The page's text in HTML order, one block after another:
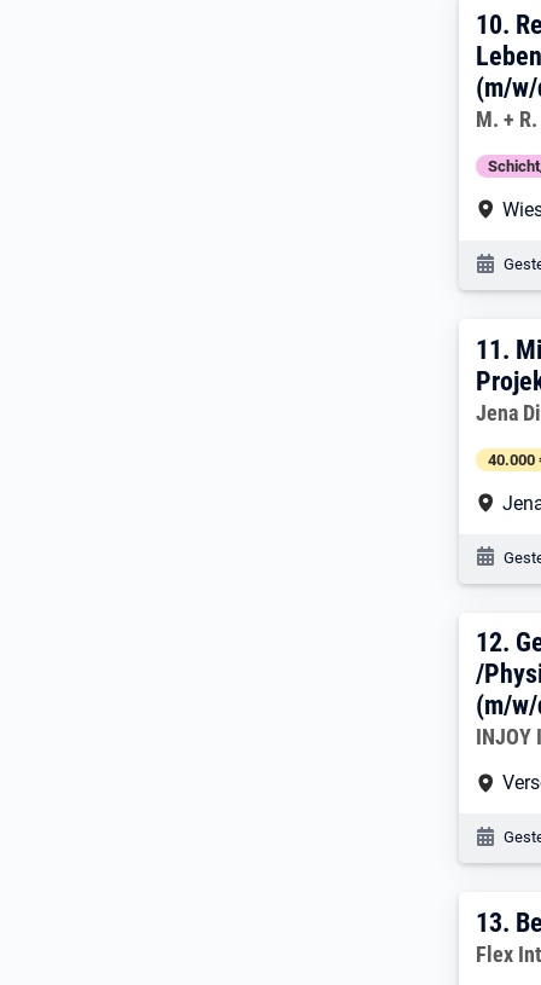
10.
10.
(m/
M. +
11.
11.
Jena
40.000
12.
12.
/
(m/
INJOY
13.
13.
Flex